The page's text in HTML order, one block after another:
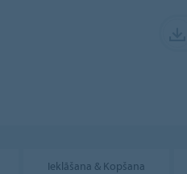
Ieklāšana & Kopšana